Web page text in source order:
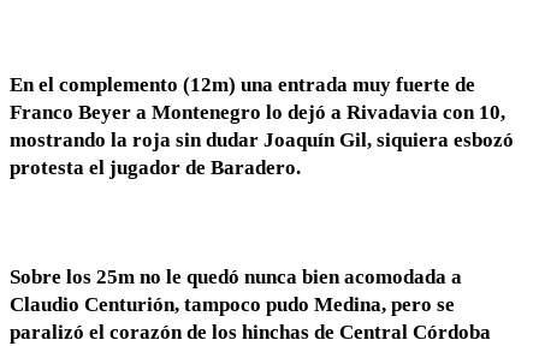
En el complemento (12m) una entrada muy fuerte de
Franco Beyer a Montenegro lo dejó a Rivadavia con 10,
mostrando la roja sin dudar Joaquín Gil, siquiera esbozó
protesta el jugador de Baradero.
Sobre los 25m no le quedó nunca bien acomodada a
Claudio Centurión, tampoco pudo Medina, pero se
paralizó el corazón de los hinchas de Central Córdoba